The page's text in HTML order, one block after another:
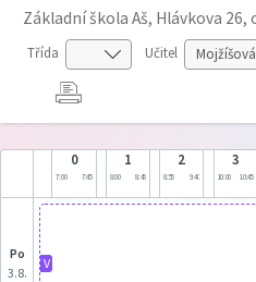
Základní škola Aš, Hlávkova 26,
Třída Učitel
0
7:00 7:45
1
8:00 8:45
2
8:55 9:40
3
10:00 10:45
po
3.8.
V